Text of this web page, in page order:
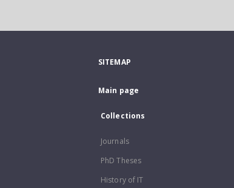
SITEMAP
Main page
Collections
Journals
PhD Theses
History of IT